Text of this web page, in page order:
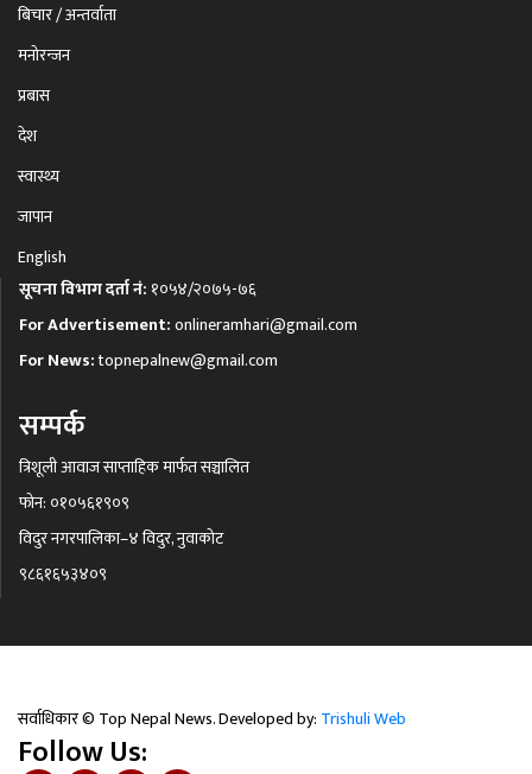
बिचार / अन्तर्वाता
मनोरन्जन
प्रबास
देश
स्वास्थ्य
जापान
English
सूचना विभाग दर्ता नं: १०५४/२०७५-७६
For Advertisement:onlineramhari@gmail.com
For News:topnepalnew@gmail.com
सम्पर्क
त्रिशूली आवाज साप्ताहिक मार्फत सञ्चालित
फोन: ०१०५६१९०९
विदुर नगरपालिका–४ विदुर, नुवाकोट
९८६१६५३४०९
सर्वाधिकार © Top Nepal News. Developed by: Trishuli Web
Follow Us: